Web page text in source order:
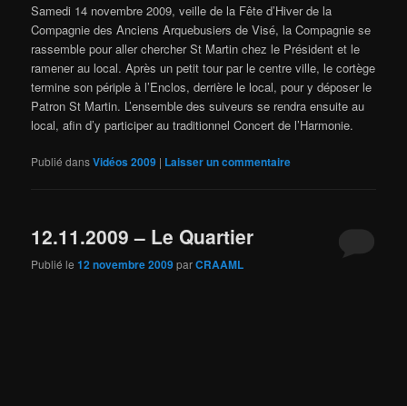
Samedi 14 novembre 2009, veille de la Fête d’Hiver de la
Compagnie des Anciens Arquebusiers de Visé, la Compagnie se
rassemble pour aller chercher St Martin chez le Président et le
ramener au local. Après un petit tour par le centre ville, le cortège
termine son périple à l’Enclos, derrière le local, pour y déposer le
Patron St Martin. L’ensemble des suiveurs se rendra ensuite au
local, afin d’y participer au traditionnel Concert de l’Harmonie.
Publié dansVidéos 2009 | Laisser un commentaire
12.11.2009 – Le Quartier
Publié le12 novembre 2009parCRAAML